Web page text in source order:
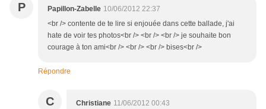
P Papillon-Zabelle 10/06/2012 22:37
<br /> contente de te lire si enjouée dans cette ballade, j'ai
hate de voir tes photos<br /> <br /> <br /> je souhaite bon
courage à ton ami<br /> <br /> <br /> bises<br />
Répondre
C Christiane 11/06/2012 00:43